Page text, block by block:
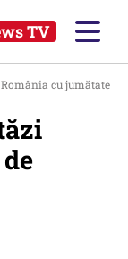
TV
cu jumătate